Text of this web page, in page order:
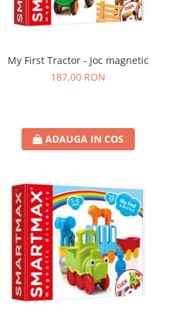
My First Tractor - Joc magnetic
187,00 RON
ADAUGA IN COS